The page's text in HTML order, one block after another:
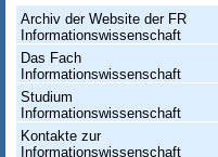
a
c
h
r
i
Archiv der Website der FR
Informationswissenschaft
Das Fach
Informationswissenschaft
Studium
Informationswissenschaft
Kontakte zur
Informationswissenschaft